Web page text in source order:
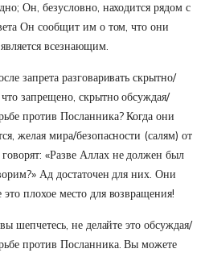
Он, безусловно, находится рядом с
Он сообщит им о том, что они
всезнающим.
запрета разговаривать скрытно/
запрещено, скрытно обсуждая/
против Посланника? Когда они
желая мира/безопасности (салям) от
«Разве Аллах не должен был
Ад достаточен для них. Они
плохое место для возвращения!
шепчетесь, не делайте это обсуждая/
против Посланника. Вы можете